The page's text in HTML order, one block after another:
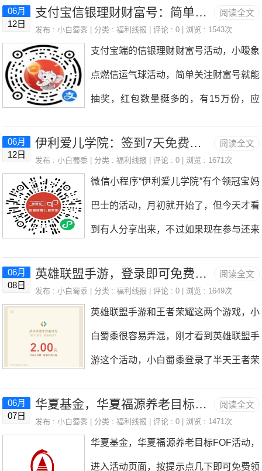
cUo_w1.点击活动链接进入后有下载二维
8日-6月23日活动方法：微信扫描下方二
维码进入输入建行对应的手机号验证登
录，玩3关一共6次抽奖机会。亲测抽到
木质万年历，在建行APP首页-是善融商
务-我的-优惠券，直接下单，支付0元。2.
16日-6月28日活动方法：微信扫描下方
不过看活动说过5天还能抽，所以感觉还
现在答题答案是9米，自己抽奖抽中的是
按这个答的，写自己是零购用户就是壁
纸，不知道有没有关系。抽中的零钱直接
到账，不过不是秒到，大概10分钟左右
到账。之后再过个5天，再去抽抽试试
阅读全文
06月
12日
支付宝信银理财财富号：简单关注领0.2元
发布 :小白蜀黍 | 分类 :福利线报 | 评论 : 0 | 浏览 : 1543次
支付宝端的信银理财财富号活动，小暧象
点燃信运气球活动，简单关注财富号就能
抽奖，红包数量挺多的，有15万份，应
了两个号，都是中0.2元。活动时间：截
阅读全文
06月
12日
伊利爱儿学院：签到7天免费领6.6元红包或者实物！
发布 :小白蜀黍 | 分类 :福利线报 | 评论 : 0 | 浏览 : 1671次
微信小程序“伊利爱儿学院”有个领冠宝妈
巴士的活动，月初就开始了，但今天才看
到有人分享出来，不过如果现在参与还来
多，可以获得6.6元，66元，666元的三
信登录，信息日期那些随便选，完成当天
任务。3.每天一关，需要连续完成7天，
今天6月12日到6月18日，刚好够7天。4.
阅读全文
06月
08日
英雄联盟手游，登录即可免费领2元微信红包！
发布 :小白蜀黍 | 分类 :福利线报 | 评论 : 0 | 浏览 : 1649次
英雄联盟手游和王者荣耀这两个游戏，小
白蜀黍很容易弄混，刚才看到英雄联盟手
游这个活动，小白蜀黍登录了半天王者荣
游戏，多次退出重新进也还是一样，气的
阅读全文
06月
07日
华夏基金，华夏福源养老目标FOF活动免费领0.36！
发布 :小白蜀黍 | 分类 :福利线报 | 评论 : 0 | 浏览 : 1471次
华夏基金，华夏福源养老目标FOF活动，
进入活动页面，按提示点几下即可免费领